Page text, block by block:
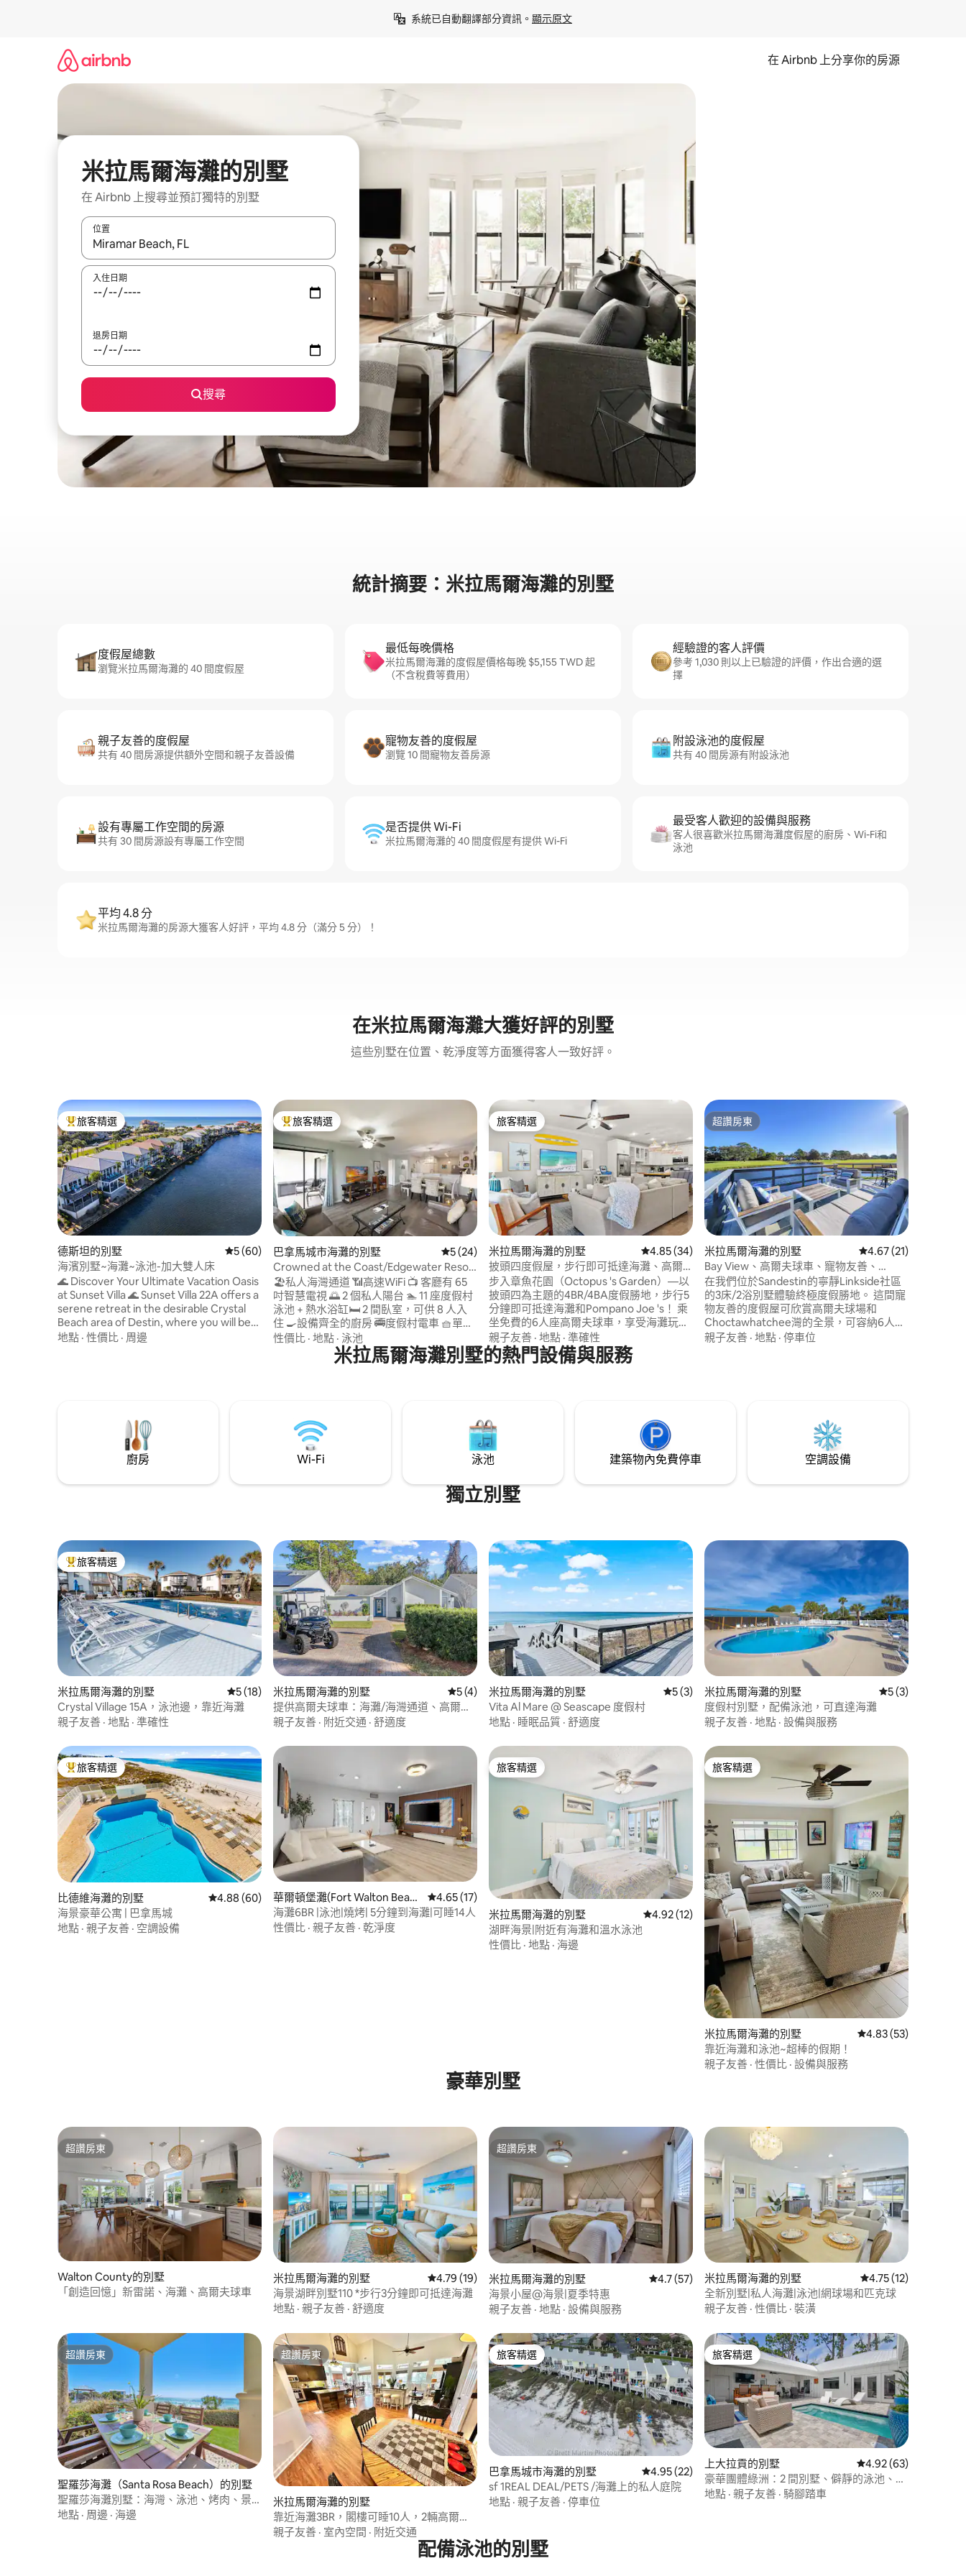
系統已自動翻譯部分資訊。 顯示原文
在 Airbnb 上分享你的房源
米拉馬爾海灘的別墅
在 Airbnb 上搜尋並預訂獨特的別墅
位置
如有搜尋結果，瀏覽內容時請使用上下箭頭，或輕點、滑動裝置。
入住日期
退房日期
搜尋
統計摘要：米拉馬爾海灘的別墅
度假屋總數
瀏覽米拉馬爾海灘的 40 間度假屋
最低每晚價格
米拉馬爾海灘的度假屋價格每晚 $5,155 TWD 起
（不含稅費等費用）
經驗證的客人評價
參考 1,030 則以上已驗證的評價，作出合適的選
擇
親子友善的度假屋
共有 40 間房源提供額外空間和親子友善設備
寵物友善的度假屋
瀏覽 10 間寵物友善房源
附設泳池的度假屋
共有 40 間房源有附設泳池
設有專屬工作空間的房源
共有 30 間房源設有專屬工作空間
是否提供 Wi-Fi
米拉馬爾海灘的 40 間度假屋有提供 Wi-Fi
最受客人歡迎的設備與服務
客人很喜歡米拉馬爾海灘度假屋的廚房、Wi-Fi和
泳池
平均 4.8 分
米拉馬爾海灘的房源大獲客人好評，平均 4.8 分（滿分 5 分）！
在米拉馬爾海灘大獲好評的別墅
這些別墅在位置、乾淨度等方面獲得客人一致好評。
旅客精選榜首
旅客精選
德斯坦的別墅 從 60 則評價中獲得 5 的平均評分（滿分 5 分）
5 (60)
海濱別墅~海灘~泳池-加大雙人床
🌊 Discover Your Ultimate Vacation Oasis
at Sunset Villa 🌊 Sunset Villa 22A offers a
serene retreat in the desirable Crystal
Beach area of Destin, where you will be
greeted by tranquil lakefront views and
skip and jump to nearby shopping and
地點 · 性價比 · 周邊
旅客精選榜首
旅客精選
巴拿馬城市海灘的別墅 從 24 則評價中獲得 5 的平均評分（滿分 5 分）
5 (24)
Crowned at the Coast/Edgewater Resort
2BR，有泳池
🏖️私人海灣通道 📶高速WiFi 📺 客廳有 65
吋智慧電視 🌅 2 個私人陽台 🏊 11 座度假村
泳池 + 熱水浴缸🛏️ 2 間臥室，可供 8 人入
住 🍳設備齊全的廚房 🚎度假村電車 🧺單位
內洗衣機和烘乾機 🎾運動場 🚿 2BR / 2BA
寬敞的佈局 🍹 海濱用餐
性價比 · 地點 · 泳池
旅客精選
旅客精選
米拉馬爾海灘的別墅 從 34 則評價中獲得 4.85 的平均評分（滿分 5 分）
4.85 (34)
披頭四度假屋，步行即可抵達海灘、高爾
夫球車、遊戲廳！
步入章魚花園（Octopus 's Garden）—以
披頭四為主題的4BR/4BA度假勝地，步行5
分鐘即可抵達海灘和Pompano Joe 's！ 乘
坐免費的6人座高爾夫球車，享受海灘玩
具，或使用我們的全新復古風格街機遊戲
機（Polycade Sente）和巨型牆面拼字遊
戲放鬆身心。 配備3間特大套房、黃色潛艇
預訂您難忘的海灘+披頭四度假！
親子友善 · 地點 · 準確性
超讚房東
超讚房東
米拉馬爾海灘的別墅 從 21 則評價中獲得
4.67 (21)
Bay View、高爾夫球車、寵物友善、
Linkside 434
在我們位於Sandestin的寧靜Linkside社區
的3床/2浴別墅體驗終極度假勝地。 這間寵
物友善的度假屋可欣賞高爾夫球場和
Choctawhatchee灣的全景，可容納6人，
並提供免費的6人座高爾夫球車，方便探
親子友善 · 地點 · 停車位
米拉馬爾海灘別墅的熱門設備與服務
廚房 Wi-Fi 泳池 建築物內免費停車 空調設備
獨立別墅
旅客精選榜首
旅客精選
米拉馬爾海灘的別墅 從 18 則評價中獲得 5 的平均評分（滿分 5 分）
5 (18)
Crystal Village 15A，泳池邊，靠近海灘
親子友善 · 地點 · 準確性
米拉馬爾海灘的別墅 從 4 則評價中獲得 5 的平均評分（滿分 5 分）
5 (4)
提供高爾夫球車：海灘/海灣通道、高爾夫
球場、釣魚
親子友善 · 附近交通 · 舒適度
米拉馬爾海灘的別墅 從 3 則評價中獲得 5 的平均評分（滿分 5 分）
5 (3)
Vita Al Mare @ Seascape 度假村
地點 · 睡眠品質 · 舒適度
米拉馬爾海灘的別墅 從 3 則評價中獲
5 (3)
度假村別墅，配備泳池，可直達海灘
親子友善 · 地點 · 設備與服務
旅客精選榜首
旅客精選
比德維海灘的別墅 從 60 則評價中獲得 4.88 的平均評分（滿分 5 分）
4.88 (60)
海景豪華公寓 | 巴拿馬城
地點 · 親子友善 · 空調設備
華爾頓堡灘(Fort Walton Beac
h)的別墅
從 17 則評價中獲得 4.65 的平均評分（滿分 5 分）
4.65 (17)
海灘6BR |泳池|燒烤| 5分鐘到海灘|可睡14人
性價比 · 親子友善 · 乾淨度
旅客精選
旅客精選
米拉馬爾海灘的別墅 從 12 則評價中獲得 4.92 的平均評分（滿分 5 分）
4.92 (12)
湖畔海景|附近有海灘和溫水泳池
性價比 · 地點 · 海邊
旅客精選
旅客精選
米拉馬爾海灘的別墅 從 53 則評價中獲得
4.83 (53)
靠近海灘和泳池~超棒的假期！
親子友善 · 性價比 · 設備與服務
豪華別墅
超讚房東
超讚房東
Walton County的別墅
「創造回憶」新雷諾、海灘、高爾夫球車
米拉馬爾海灘的別墅 從 19 則評價中獲得 4.79 的平均評分（滿分 5 分）
4.79 (19)
海景湖畔別墅110 *步行3分鐘即可抵達海灘
地點 · 親子友善 · 舒適度
超讚房東
超讚房東
米拉馬爾海灘的別墅 從 57 則評價中獲得 4.7 的平均評分（滿分 5 分）
4.7 (57)
海景小屋@海景|夏季特惠
親子友善 · 地點 · 設備與服務
米拉馬爾海灘的別墅 從 12 則評價中獲得
4.75 (12)
全新別墅|私人海灘|泳池|網球場和匹克球
親子友善 · 性價比 · 裝潢
超讚房東
超讚房東
聖羅莎海灘（Santa Rosa Beach）的別墅
聖羅莎海灘別墅：海灣、泳池、烤肉、景
觀
地點 · 周邊 · 海邊
超讚房東
超讚房東
米拉馬爾海灘的別墅
靠近海灘3BR，閣樓可睡10人，2輛高爾夫
車
親子友善 · 室內空間 · 附近交通
旅客精選
旅客精選
巴拿馬城市海灘的別墅 從 22 則評價中獲得 4.95 的平均評分（滿分 5 分）
4.95 (22)
sf 1REAL DEAL/PETS /海灘上的私人庭院
地點 · 親子友善 · 停車位
旅客精選
旅客精選
上大拉貢的別墅 從 63 則評價中獲得
4.92 (63)
豪華團體綠洲：2 間別墅、僻靜的泳池、桑
拿房
地點 · 親子友善 · 騎腳踏車
配備泳池的別墅